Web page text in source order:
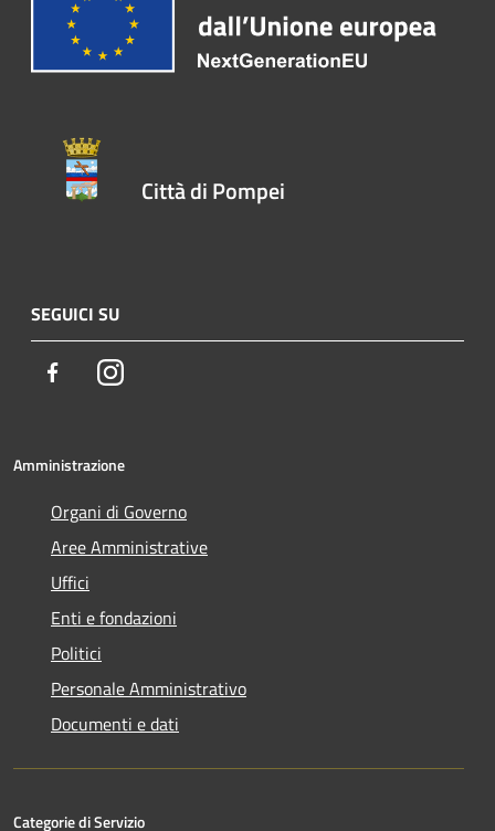
Città di Pompei
SEGUICI SU
FacebookInstagram
Amministrazione
Organi di Governo
Aree Amministrative
Uffici
Enti e fondazioni
Politici
Personale Amministrativo
Documenti e dati
Categorie di Servizio